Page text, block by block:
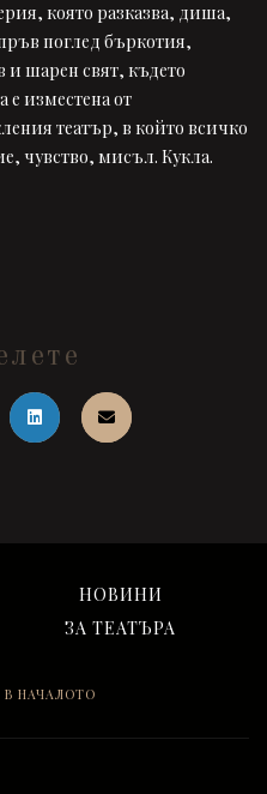
която разказва, диша,
поглед бъркотия,
и шарен свят, където
е изместена от
театър, в който всичко
чувство, мисъл. Кукла.
НОВИНИ
ЗА ТЕАТЪРА
В НАЧАЛОТО